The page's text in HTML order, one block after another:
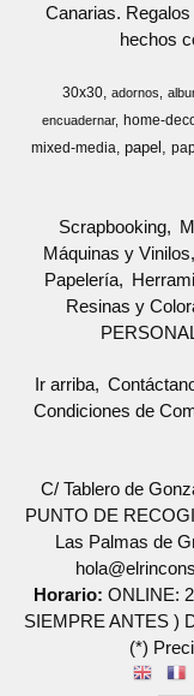
Canarias.
hechos
30x30 adornos
encuadernar
home-
mixed-media papel
Scrapbooking
Máquinas y Vinilos
Papelería
Resinas y
Ir arriba
Condiciones de
C/ Tablero de
PUNTO DE
Las Palmas de
Horario: ONLINE:
SIEMPRE ANTES )
(*)